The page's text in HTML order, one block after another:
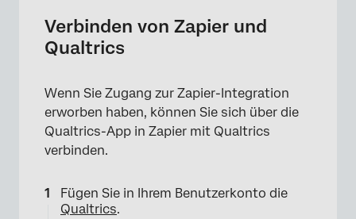
Verbinden von Zapier und
Qualtrics
Wenn Sie Zugang zur Zapier-Integration
erworben haben, können Sie sich über die
Qualtrics-App in Zapier mit Qualtrics
verbinden.
Fügen Sie in Ihrem Benutzerkonto die
Qualtrics.